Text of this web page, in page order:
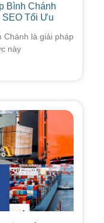
Bình Chánh
SEO Tối Ưu
Chánh là giải pháp
này